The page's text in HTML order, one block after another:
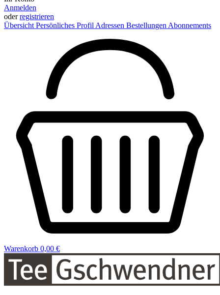
Anmelden
oderregistrieren
Übersicht Persönliches Profil Adressen Bestellungen Abonnements
Warenkorb 0,00 €